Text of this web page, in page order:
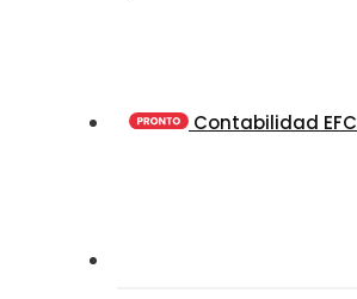
Contabilidad EFC